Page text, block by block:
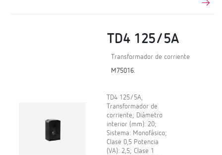
TD4 125/5A
Transformador de corriente
M75016.
TD4 125/5A,
Transformador de
corriente; Diámetro
interior (mm): 20;
Sistema: Monofásico;
Clase 0,5 Potencia
(VA): 2,5; Clase 1